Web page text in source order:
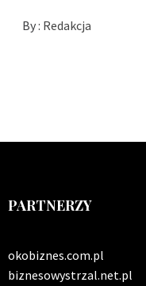
By : Redakcja
PARTNERZY
okobiznes.com.pl
biznesowystrzal.net.pl